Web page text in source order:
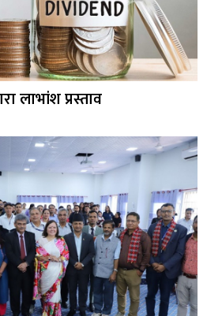
लाभांश प्रस्ताव